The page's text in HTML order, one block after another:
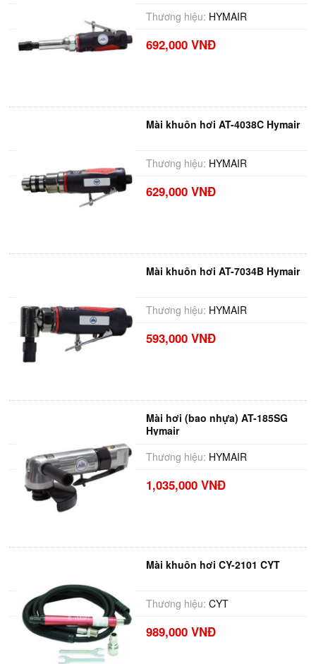
Thương hiệu: HYMAIR
692,000 VNĐ
Mài khuôn hơi AT-4038C Hymair
Thương hiệu: HYMAIR
629,000 VNĐ
Mài khuôn hơi AT-7034B Hymair
Thương hiệu: HYMAIR
593,000 VNĐ
Mài hơi (bao nhựa) AT-185SG
Hymair
Thương hiệu: HYMAIR
1,035,000 VNĐ
Mài khuôn hơi CY-2101 CYT
Thương hiệu: CYT
989,000 VNĐ